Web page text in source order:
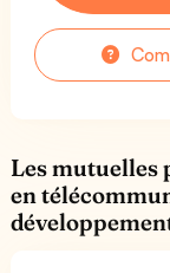
Les mutuelles
en